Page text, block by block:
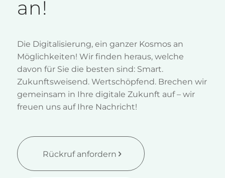
an!
Die Digitalisierung, ein ganzer Kosmos an
Möglichkeiten! Wir finden heraus, welche
davon für Sie die besten sind: Smart.
Zukunftsweisend. Wertschöpfend. Brechen wir
gemeinsam in Ihre digitale Zukunft auf – wir
freuen uns auf Ihre Nachricht!
Rückruf anfordern